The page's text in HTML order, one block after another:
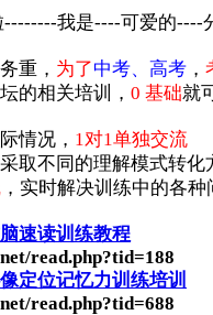
我是----可爱的----
重， 为了中考、高考 ，
的相关培训， 0 基础就
情况， 1对1单独交流
取不同的理解模式转化
，实时解决训练中的各种
速读训练教程
read.php?tid=188
定位记忆力训练培训
read.php?tid=688